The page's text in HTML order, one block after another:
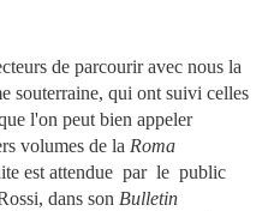
de parcourir avec nous la
souterraine, qui ont suivi celles
l'on peut bien appeler
volumes de la Roma
est attendue par le public
dans son Bulletin